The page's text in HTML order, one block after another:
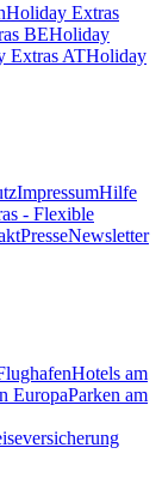
Holiday Extras
BEHoliday
Extras ATHoliday
ImpressumHilfe
- Flexible
PresseNewsletter
Hotels am
EuropaParken am